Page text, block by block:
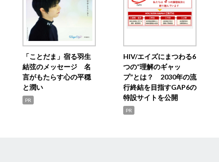
「ことだま」宿る羽生
結弦のメッセージ 名
言がもたらす心の平穏
と潤い
PR
HIV/エイズにまつわる6
つの“理解のギャッ
プ”とは？ 2030年の流
行終結を目指すGAP6の
特設サイトを公開
PR